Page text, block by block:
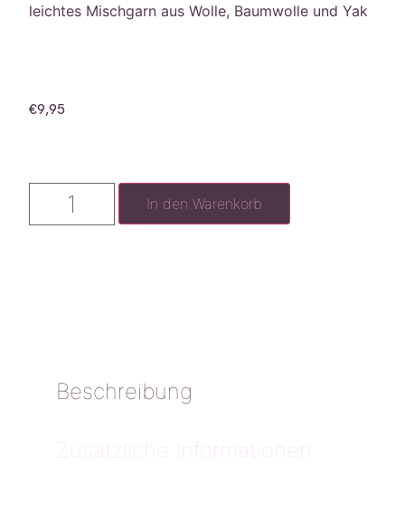
leichtes Mischgarn aus Wolle, Baumwolle und Yak
€9,95
In den Warenkorb
Beschreibung
Zusätzliche Informationen